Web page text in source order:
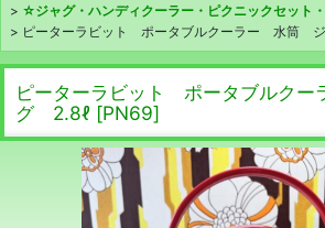
> ☆ジャグ・ハンディクーラー・ピクニックセット
> ピーターラビット ポータブルクーラー 水筒
ピーターラビット ポータブルク
グ 2.8ℓ [PN69]